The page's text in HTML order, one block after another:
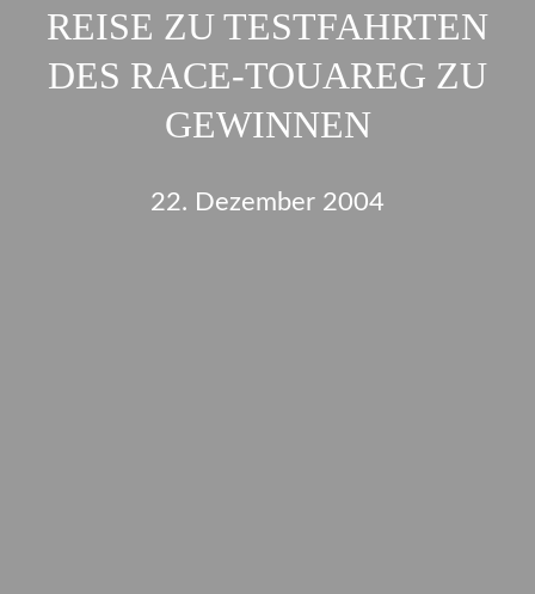
REISE ZU TESTFAHRTEN
DES RACE-TOUAREG ZU
GEWINNEN
22. Dezember 2004